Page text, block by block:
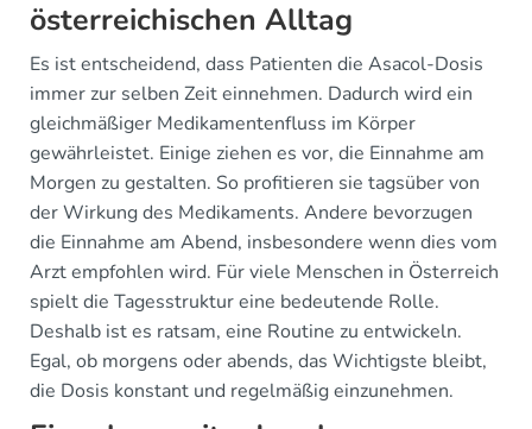
österreichischen Alltag
Es ist entscheidend, dass Patienten die Asacol-Dosis
immer zur selben Zeit einnehmen. Dadurch wird ein
gleichmäßiger Medikamentenfluss im Körper
gewährleistet. Einige ziehen es vor, die Einnahme am
Morgen zu gestalten. So profitieren sie tagsüber von
der Wirkung des Medikaments. Andere bevorzugen
die Einnahme am Abend, insbesondere wenn dies vom
Arzt empfohlen wird. Für viele Menschen in Österreich
spielt die Tagesstruktur eine bedeutende Rolle.
Deshalb ist es ratsam, eine Routine zu entwickeln.
Egal, ob morgens oder abends, das Wichtigste bleibt,
die Dosis konstant und regelmäßig einzunehmen.